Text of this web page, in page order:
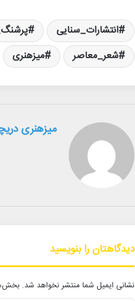
انتشارات_سنایی
شعر_معاصر
میزهنری
میزهنری
دیدگاهتان را بنویسید
نشانی ایمیل شما منتشر نخواهد شد.